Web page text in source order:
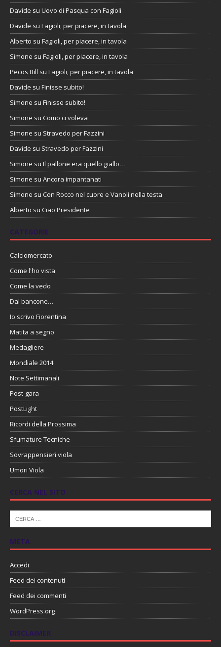
Davide su Uovo di Pasqua con Fagioli
Davide su Fagioli, per piacere, in tavola
Alberto su Fagioli, per piacere, in tavola
Simone su Fagioli, per piacere, in tavola
Pecos Bill su Fagioli, per piacere, in tavola
Davide su Finisse subito!
Simone su Finisse subito!
Simone su Como ci voleva
Simone su Stravedo per Fazzini
Davide su Stravedo per Fazzini
Simone su Il pallone era quello giallo…
Simone su Ancora impantanati
Simone su Con Rocco nel cuore e Vanoli nella testa
Alberto su Ciao Presidente
CATEGORIE
Calciomercato
Come l'ho vista
Come la vedo
Dal bancone…
Io scrivo Fiorentina
Matita a segno
Medagliere
Mondiale 2014
Note Settimanali
Post-gara
PostLight
Ricordi della Prossima
Sfumature Tecniche
Sovrappensieri viola
Umori Viola
CERCA NEL SITO
META
Accedi
Feed dei contenuti
Feed dei commenti
WordPress.org
DISCLAIMER